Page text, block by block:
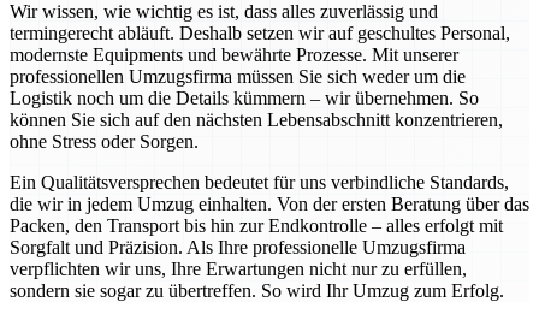
Wir wissen, wie wichtig es ist, dass alles zuverlässig und
termingerecht abläuft. Deshalb setzen wir auf geschultes Personal,
modernste Equipments und bewährte Prozesse. Mit unserer
professionellen Umzugsfirma müssen Sie sich weder um die
Logistik noch um die Details kümmern – wir übernehmen. So
können Sie sich auf den nächsten Lebensabschnitt konzentrieren,
ohne Stress oder Sorgen.
Ein Qualitätsversprechen bedeutet für uns verbindliche Standards,
die wir in jedem Umzug einhalten. Von der ersten Beratung über das
Packen, den Transport bis hin zur Endkontrolle – alles erfolgt mit
Sorgfalt und Präzision. Als Ihre professionelle Umzugsfirma
verpflichten wir uns, Ihre Erwartungen nicht nur zu erfüllen,
sondern sie sogar zu übertreffen. So wird Ihr Umzug zum Erfolg.